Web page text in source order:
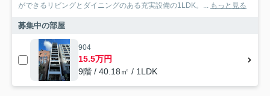
ができるリビングとダイニングのある充実設備の1LDK。... もっと見る
募集中の部屋
904
15.5万円
9階 / 40.18㎡ / 1LDK